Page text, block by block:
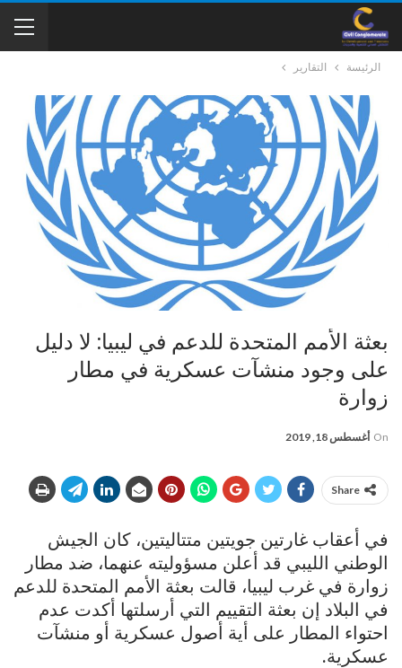
الرئيسة التقارير
بعثة الأمم المتحدة للدعم في ليبيا: لا دليل
على وجود منشآت عسكرية في مطار
زوارة
On أغسطس 18, 2019
Share
في أعقاب غارتين جويتين متتاليتين، كان الجيش
الوطني الليبي قد أعلن مسؤوليته عنهما، ضد مطار
زوارة في غرب ليبيا، قالت بعثة الأمم المتحدة للدعم
في البلاد إن بعثة التقييم التي أرسلتها أكدت عدم
احتواء المطار على أية أصول عسكرية أو منشآت
عسكرية.